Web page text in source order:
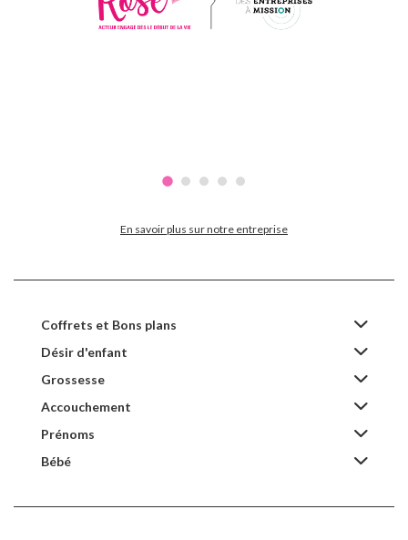
En savoir plus sur notre entreprise
Coffrets et Bons plans
Désir d'enfant
Grossesse
Accouchement
Prénoms
Bébé